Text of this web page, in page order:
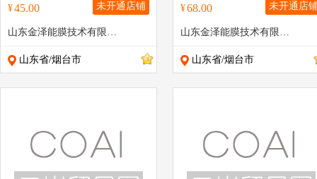
¥45.00 未开通店铺
山东金泽能膜技术有限公司
山东省/烟台市
¥68.00 未开通店
山东金泽能膜技术有限公司
山东省/烟台市